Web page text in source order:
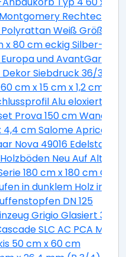
Rechteckig 2
Weiß Größe XL
x 80 cm eckig Silber-
und AvantGarde
Siebdruck 36/31 DIN
cm x 15 cm x 1,2 cm
Alu eloxiert
Prova 150 cm
cm Salome Apricot
Nova 49016
Neu Auf Alt 20
180 cm x 180 cm
in dunklem Holz inkl.
DN 125
Grigio Glasiert 30
SLC AC PCA M22
50 cm x 60 cm